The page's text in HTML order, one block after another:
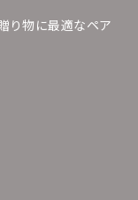
り物に最適なペア